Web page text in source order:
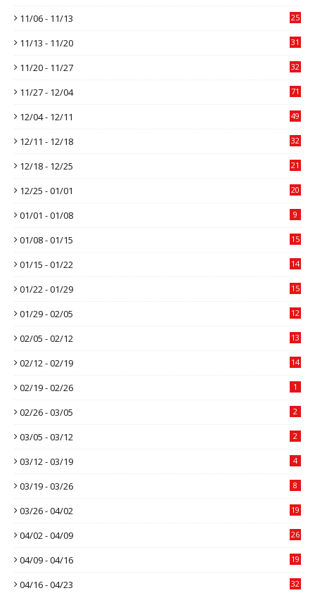
11/06 - 11/13 25
11/13 - 11/20 31
11/20 - 11/27 32
11/27 - 12/04 71
12/04 - 12/11 49
12/11 - 12/18 32
12/18 - 12/25 21
12/25 - 01/01 20
01/01 - 01/08 9
01/08 - 01/15 15
01/15 - 01/22 14
01/22 - 01/29 15
01/29 - 02/05 12
02/05 - 02/12 13
02/12 - 02/19 14
02/19 - 02/26 1
02/26 - 03/05 2
03/05 - 03/12 2
03/12 - 03/19 4
03/19 - 03/26 8
03/26 - 04/02 19
04/02 - 04/09 26
04/09 - 04/16 19
04/16 - 04/23 32